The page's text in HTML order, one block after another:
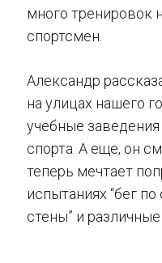
много тренировок
спортсмен.
Александр
на улицах нашего
учебные
спорта. А еще, он
теперь мечтает
испытаниях “бег по
стены” и